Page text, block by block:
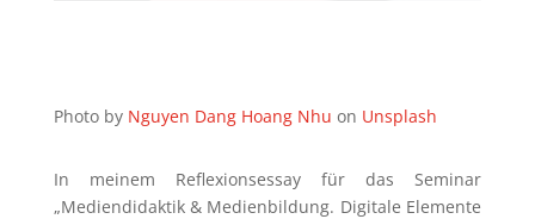
Photo by Nguyen Dang Hoang Nhu on Unsplash
In meinem Reflexionsessay für das Seminar
„Mediendidaktik & Medienbildung. Digitale Elemente